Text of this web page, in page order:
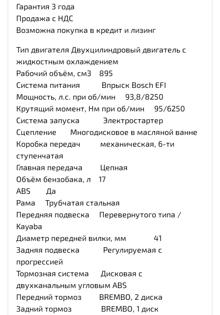
Гарантия 3 года
Продажа с НДС
Возможна покупка в кредит и лизинг
Тип двигателя Двухцилиндровый двигатель с
жидкостным охлаждением
Рабочий объём, см3 895
Система питания Впрыск Bosch EFI
Мощность, л.с. при об/мин 93,8/8250
Крутящий момент, Нм при об/мин 95/6250
Система запуска Электростартер
Сцепление Многодисковое в масляной ванне
Коробка передач механическая, 6-ти
ступенчатая
Главная передача Цепная
Объём бензобака, л 17
ABS Да
Рама Трубчатая стальная
Передняя подвеска Перевернутого типа /
Kayaba
Диаметр передней вилки, мм 41
Задняя подвеска Регулируемая с
прогрессией
Тормозная система Дисковая с
двухканальным угловым ABS
Передний тормоз BREMBO, 2 диска
Задний тормоз BREMBO, 1 диск